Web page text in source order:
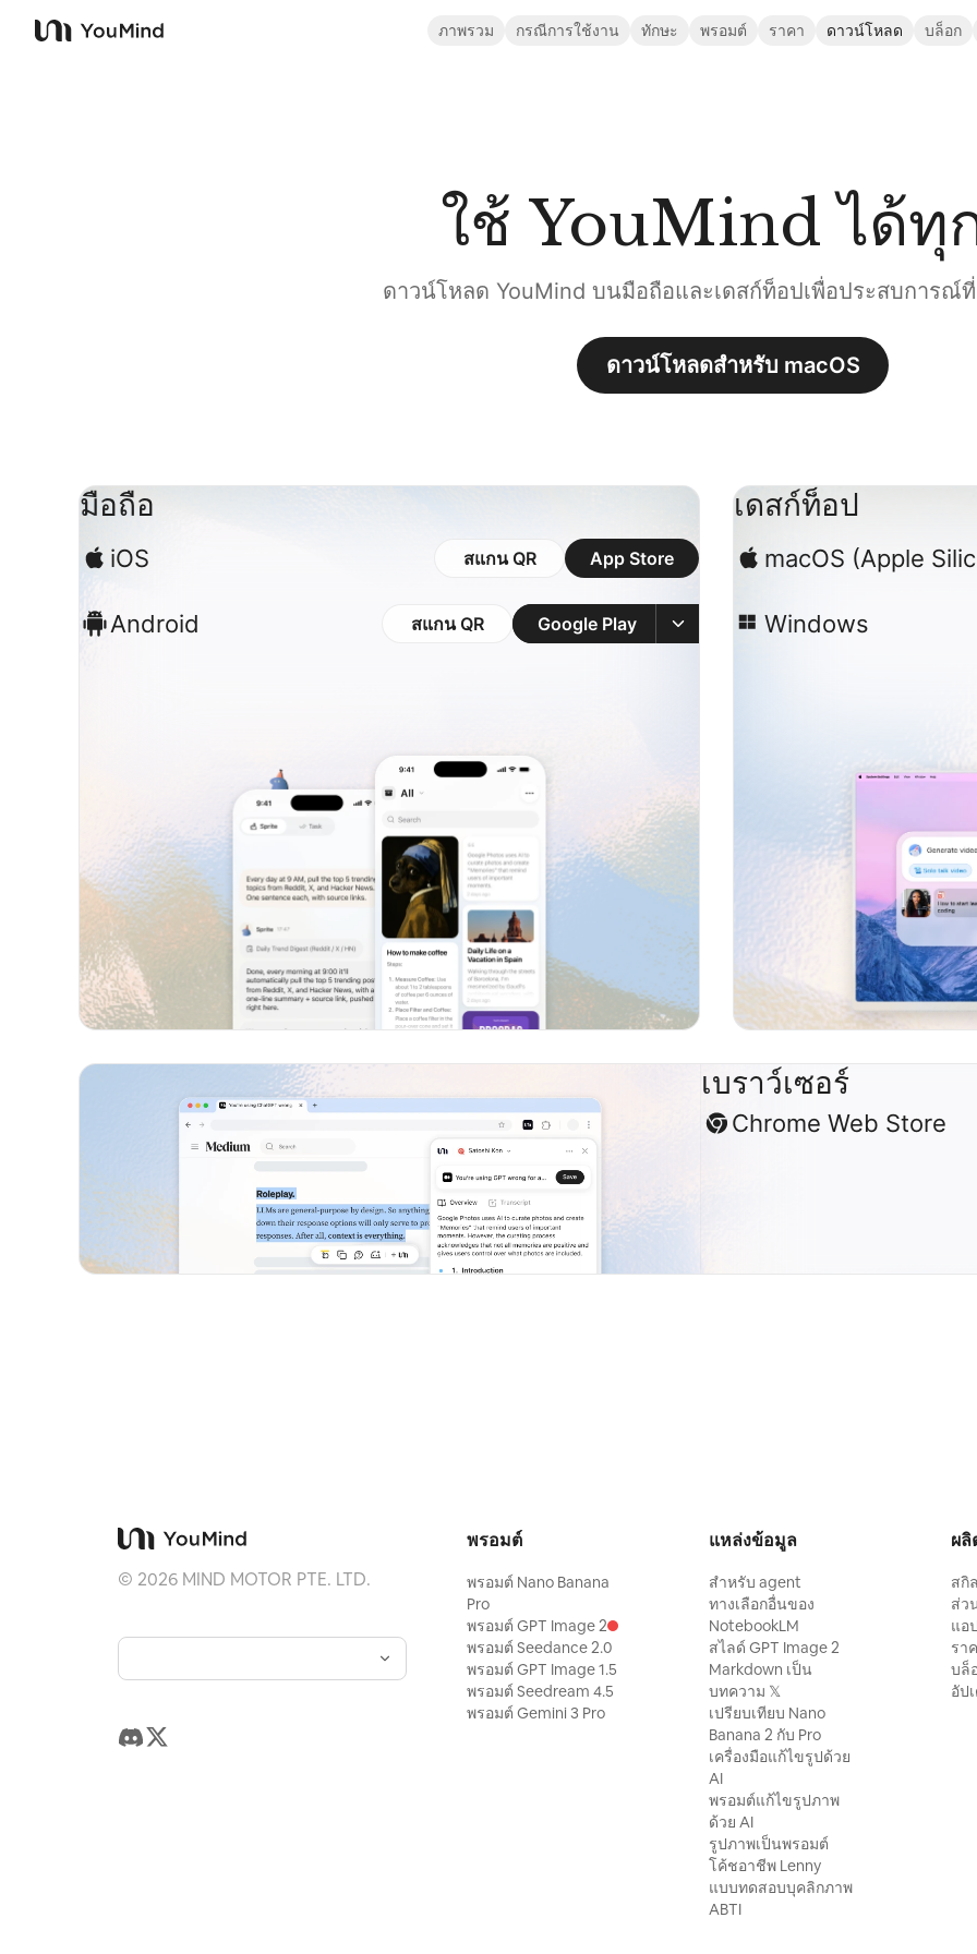
YouMind
ภาพรวม กรณีการใช้งาน ทักษะ พรอมต์ ราคา ดาวน์โหลด บล็อก
ใช้ YouMind ได้ทุ
ดาวน์โหลด YouMind บนมือถือและเดสก์ท็อปเพื่อประสบการณ์
ดาวน์โหลดสำหรับ macOS
มือถือ
iOS สแกน QR App Store
Android สแกน QR Google Play
เดสก์ท็อป
macOS (Apple
Windows
เบราว์เซอร์
Chrome Web Store
© 2026MIND MOTOR PTE. LTD.
พรอมต์
พรอมต์ Nano Banana
Pro
พรอมต์ GPT Image 2
พรอมต์ Seedance 2.0
พรอมต์ GPT Image 1.5
พรอมต์ Seedream 4.5
พรอมต์ Gemini 3 Pro
แหล่งข้อมูล
สำหรับ agent
ทางเลือกอื่นของ
NotebookLM
สไลด์ GPT Image 2
Markdown เป็น
บทความ 𝕏
เปรียบเทียบ Nano
Banana 2 กับ Pro
เครื่องมือแก้ไขรูปด้วย
AI
พรอมต์แก้ไขรูปภาพ
ด้วย AI
รูปภาพเป็นพรอมต์
โค้ชอาชีพ Lenny
แบบทดสอบบุคลิกภาพ
ABTI
ผ
สกิ
ส่ว
แอ
รา
บล็
อัป